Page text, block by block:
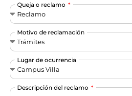
Queja o reclamo
Motivo de reclamación
Lugar de ocurrencia
Descripción del reclamo